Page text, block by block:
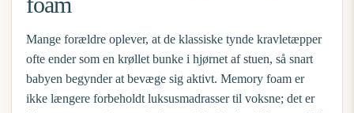
Mange forældre oplever, at de klassiske tynde kravletæpper
ofte ender som en krøllet bunke i hjørnet af stuen, så snart
babyen begynder at bevæge sig aktivt. Memory foam er
ikke længere forbeholdt luksusmadrasser til voksne; det er